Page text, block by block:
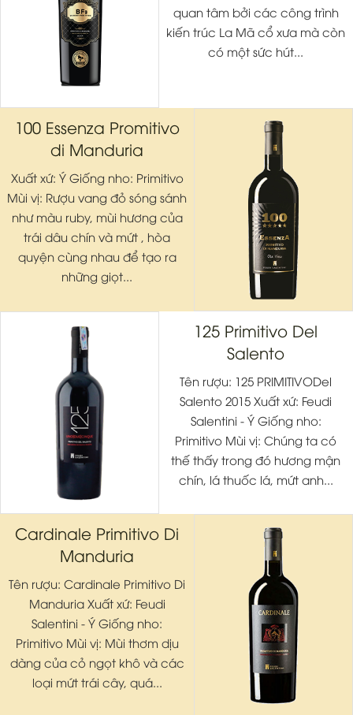
quan tâm bởi các công trình
kiến trúc La Mã cổ xưa mà còn
có một sức hút...
100 Essenza Promitivo
di Manduria
Xuất xứ: Ý Giống nho: Primitivo
Mùi vị: Rượu vang đỏ sóng sánh
như màu ruby, mùi hương của
trái dâu chín và mứt , hòa
quyện cùng nhau để tạo ra
những giọt...
125 Primitivo Del
Salento
Tên rượu: 125 PRIMITIVODel
Salento 2015 Xuất xứ: Feudi
Salentini - Ý Giống nho:
Primitivo Mùi vị: Chúng ta có
thế thấy trong đó hương mận
chín, lá thuốc lá, mứt anh...
Cardinale Primitivo Di
Manduria
Tên rượu: Cardinale Primitivo Di
Manduria Xuất xứ: Feudi
Salentini - Ý Giống nho:
Primitivo Mùi vị: Mùi thơm dịu
dàng của cỏ ngọt khô và các
loại mứt trái cây, quá...